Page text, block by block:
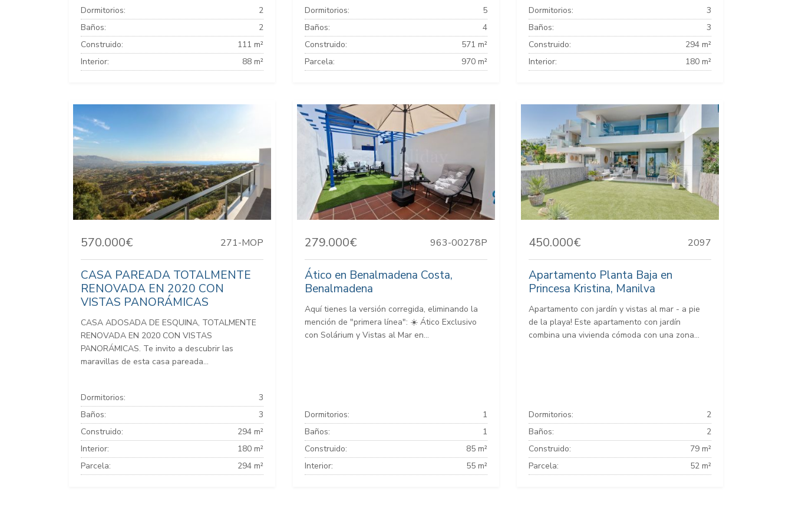
Dormitorios:
2
Baños:
2
Construido:
111 m²
Interior:
88 m²
Dormitorios:
5
Baños:
4
Construido:
571 m²
Parcela:
970 m²
Dormitorios:
3
Baños:
3
Construido:
294 m²
Interior:
180 m²
570.000€ 271-MOP
CASA PAREADA TOTALMENTE
RENOVADA EN 2020 CON
VISTAS PANORÁMICAS
CASA ADOSADA DE ESQUINA, TOTALMENTE
RENOVADA EN 2020 CON VISTAS
PANORÁMICAS. Te invito a descubrir las
maravillas de esta casa pareada...
Dormitorios:
3
Baños:
3
Construido:
294 m²
Interior:
180 m²
Parcela:
294 m²
279.000€ 963-00278P
Ático en Benalmadena Costa,
Benalmadena
Aquí tienes la versión corregida, eliminando la
mención de "primera línea": ☀️ Ático Exclusivo
con Solárium y Vistas al Mar en...
Dormitorios:
1
Baños:
1
Construido:
85 m²
Interior:
55 m²
450.000€ 2097
Apartamento Planta Baja en
Princesa Kristina, Manilva
Apartamento con jardín y vistas al mar - a pie
de la playa! Este apartamento con jardín
combina una vivienda cómoda con una zona...
Dormitorios:
2
Baños:
2
Construido:
79 m²
Parcela:
52 m²